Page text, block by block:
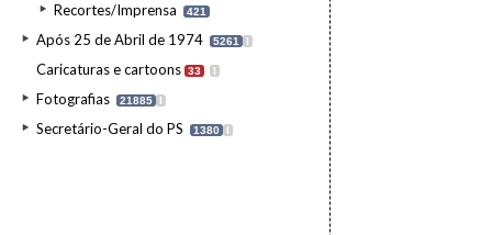
Recortes/Imprensa 421
Após 25 de Abril de 1974 5261 I
Caricaturas e cartoons 33 I
Fotografias 21885 I
Secretário-Geral do PS 1380 I